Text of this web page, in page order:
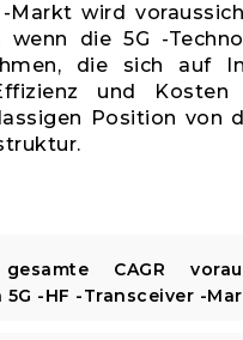
-Markt wird
wenn die 5G -
die sich auf
und Kosten
Position von
CAGR
-HF -Transceiver -